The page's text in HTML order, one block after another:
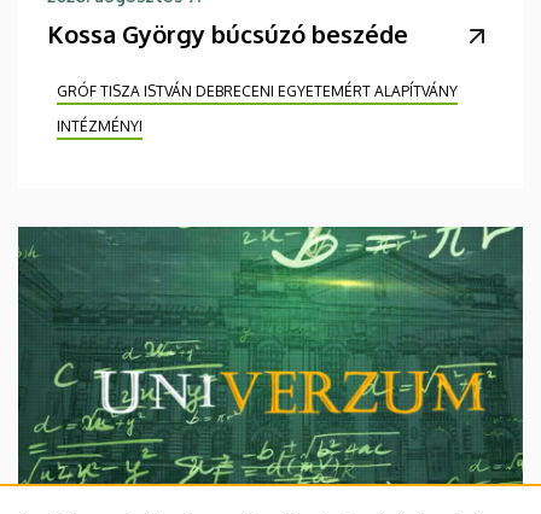
Kossa György búcsúzó beszéde
GRÓF TISZA ISTVÁN DEBRECENI EGYETEMÉRT ALAPÍTVÁNY
INTÉZMÉNYI